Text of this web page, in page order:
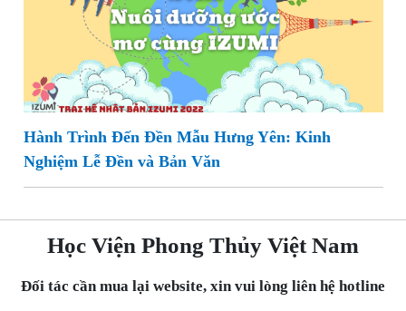
Hành Trình Đến Đền Mẫu Hưng Yên: Kinh
Nghiệm Lễ Đền và Bản Văn
Học Viện Phong Thủy Việt Nam
Đối tác cần mua lại website, xin vui lòng liên hệ hotline